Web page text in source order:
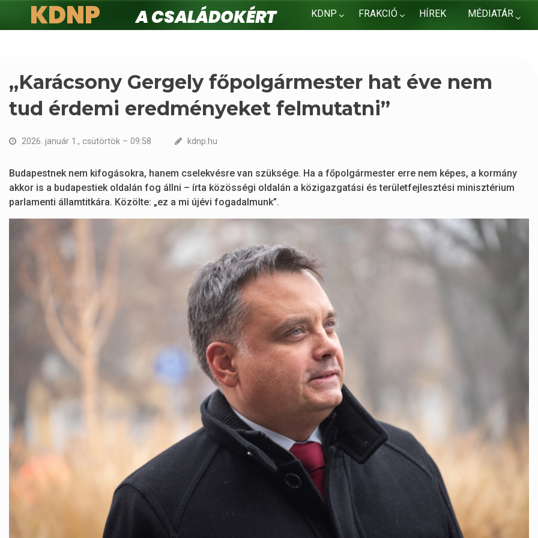
KDNP FRAKCIÓ HÍREK MÉDIATÁR
KDNP
A családokért.
„Karácsony Gergely főpolgármester hat éve nem
tud érdemi eredményeket felmutatni”
2026. január 1., csütörtök – 09:58 kdnp.hu
Budapestnek nem kifogásokra, hanem cselekvésre van szüksége. Ha a főpolgármester erre nem képes, a kormány
akkor is a budapestiek oldalán fog állni – írta közösségi oldalán a közigazgatási és területfejlesztési minisztérium
parlamenti államtitkára. Közölte: „ez a mi újévi fogadalmunk”.